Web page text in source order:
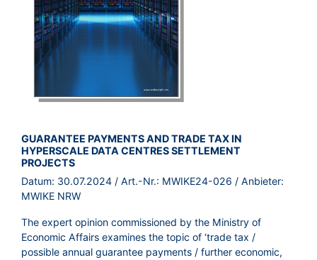
BROSCHÜRE:
GUARANTEE PAYMENTS AND TRADE TAX IN
HYPERSCALE DATA CENTRES SETTLEMENT
PROJECTS
Datum: 30.07.2024 / Art.-Nr.: MWIKE24-026 / Anbieter:
MWIKE NRW
The expert opinion commissioned by the Ministry of
Economic Affairs examines the topic of ‘trade tax /
possible annual guarantee payments / further economic,